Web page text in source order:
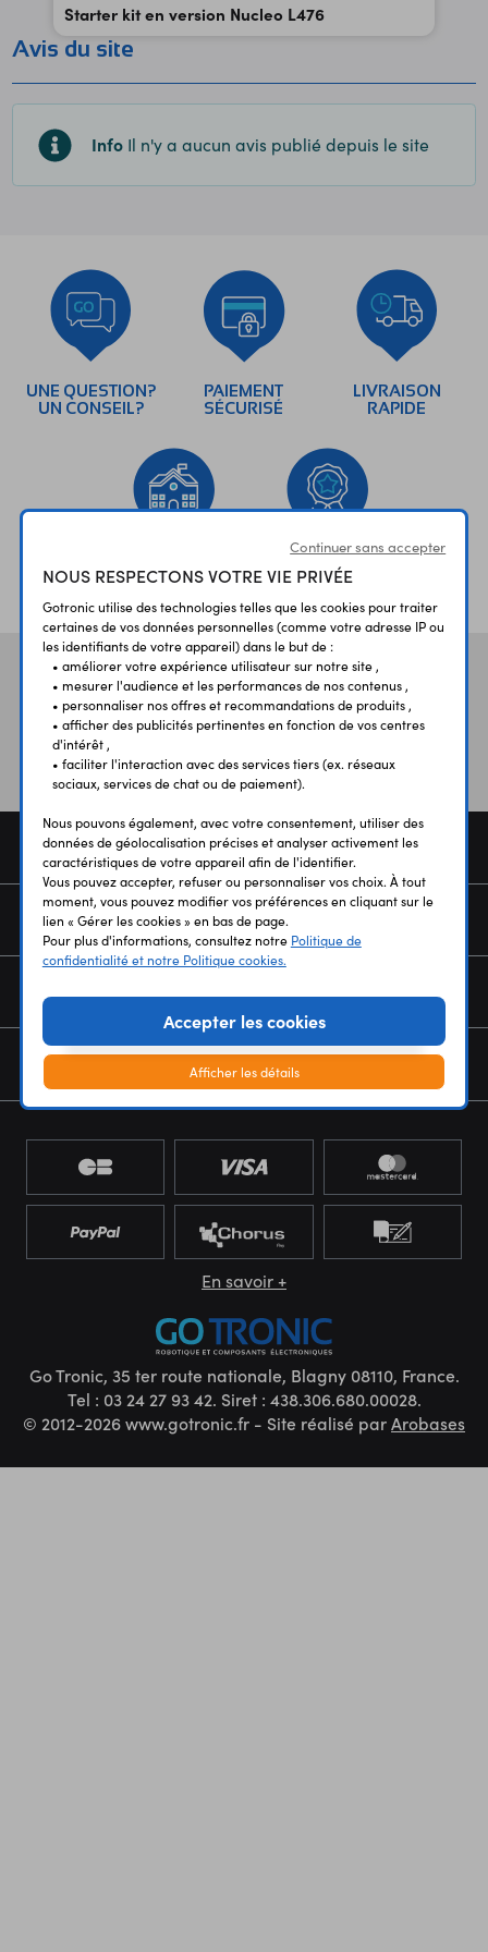
Starter kit en version Nucleo L476
Avis du site
Info Il n'y a aucun avis publié depuis le site
UNE QUESTION?
UN CONSEIL?
PAIEMENT
SÉCURISÉ
LIVRAISON
RAPIDE
ÉTABLISSEMENTS
SCOLAIRES
PLUS 30 ANS
D’EXPERIENCE
Vos aviset témoignages
COMMANDE
SERVICES
NOUS CONNAÎTRE
NEWSLETTER
En savoir +
Go Tronic, 35 ter route nationale, Blagny 08110, France.
Tel : 03 24 27 93 42. Siret : 438.306.680.00028.
© 2012-2026 www.gotronic.fr - Site réalisé parArobases
Continuer sans accepter
NOUS RESPECTONS VOTRE VIE PRIVÉE
Gotronic utilise des technologies telles que les cookies pour traiter
certaines de vos données personnelles (comme votre adresse IP ou
les identifiants de votre appareil) dans le but de :
• améliorer votre expérience utilisateur sur notre site ,
• mesurer l'audience et les performances de nos contenus ,
• personnaliser nos offres et recommandations de produits ,
• afficher des publicités pertinentes en fonction de vos centres
d'intérêt ,
• faciliter l'interaction avec des services tiers (ex. réseaux
sociaux, services de chat ou de paiement).
Nous pouvons également, avec votre consentement, utiliser des
données de géolocalisation précises et analyser activement les
caractéristiques de votre appareil afin de l'identifier.
Vous pouvez accepter, refuser ou personnaliser vos choix. À tout
moment, vous pouvez modifier vos préférences en cliquant sur le
lien « Gérer les cookies » en bas de page.
Pour plus d'informations, consultez notre Politique de
confidentialité et notre Politique cookies.
Accepter les cookies
Afficher les détails